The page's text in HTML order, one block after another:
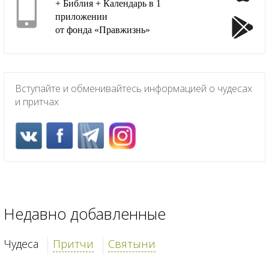
+ Библия + Календарь в 1
приложении
от фонда «Правжизнь»
Вступайте и обменивайтесь информацией о чудесах
и притчах
Недавно добавленные
Чудеса Притчи Святыни